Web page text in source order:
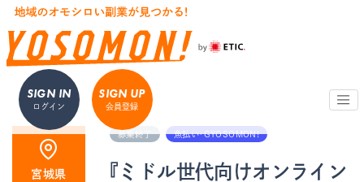
SIGN IN
ログイン
SIGN UP
会員登録
宮城県
募集終了 魚払い・GYOSOMON!
『ミドル世代向けオンライン